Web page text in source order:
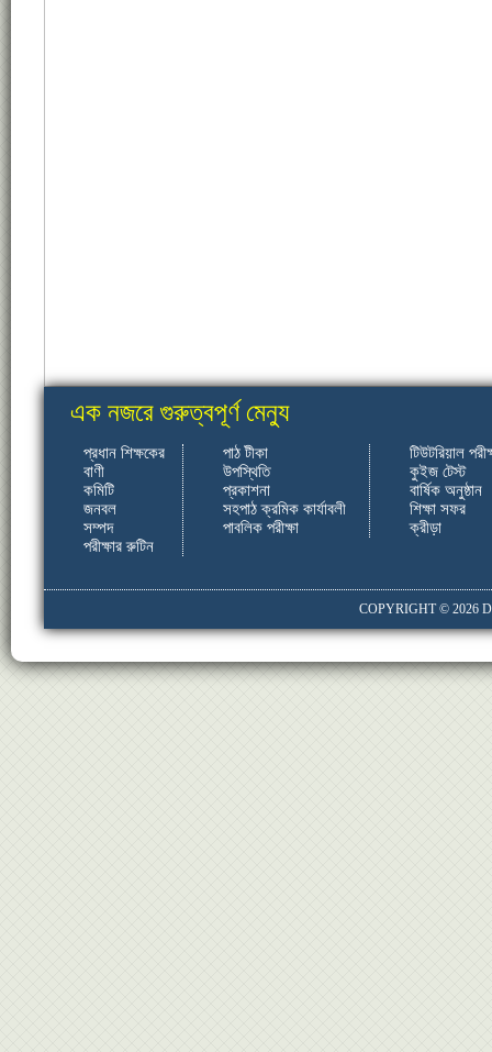
এক নজরে গুরুত্বপূর্ণ মেন্যু
প্রধান শিক্ষকের
বাণী
কমিটি
জনবল
সম্পদ
পরীক্ষার রুটিন
পাঠ টীকা
উপস্থিতি
প্রকাশনা
সহপাঠ ক্রমিক কার্যাবলী
পাবলিক পরীক্ষা
টিউটরিয়াল
কুইজ টেস্ট
বার্ষিক অনুষ্ঠান
শিক্ষা সফর
ক্রীড়া
COPYRIGHT © 2026